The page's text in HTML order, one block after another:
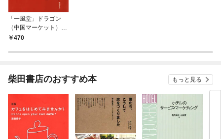
「一風堂」ドラゴン
（中国マーケット）に
挑む！ 中国に進出し
んだのか
470
柴田書店のおすすめ本 もっと見る